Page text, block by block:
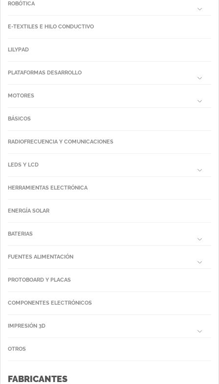
ROBÓTICA
E-TEXTILES E HILO CONDUCTIVO
LILYPAD
PLATAFORMAS DESARROLLO
MOTORES
BÁSICOS
RADIOFRECUENCIA Y COMUNICACIONES
LEDS Y LCD
HERRAMIENTAS ELECTRÓNICA
ENERGÍA SOLAR
BATERIAS
FUENTES ALIMENTACIÓN
PROTOBOARD Y PLACAS
COMPONENTES ELECTRÓNICOS
IMPRESIÓN 3D
OTROS
FABRICANTES